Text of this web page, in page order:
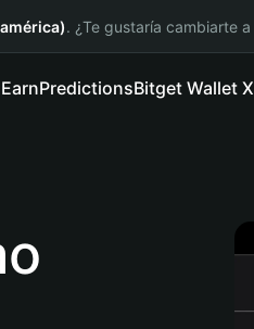
. ¿Te gustaría cambiarte a
EarnPredictionsBitget Wallet X